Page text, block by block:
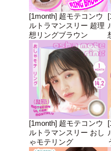
[1month] 超モテコンウ
ルトラマンスリー 超理
想リングブラウン
[1month] 超モテコンウ
ルトラマンスリー おし
ゃモテリング